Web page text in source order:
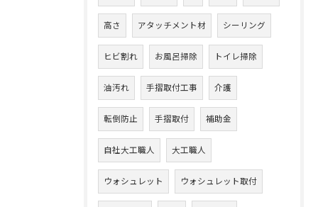
高さ アタッチメント材 シーリング
ヒビ割れ お風呂掃除 トイレ掃除
油汚れ 手摺取付工事 介護
転倒防止 手摺取付 補助金
自社大工職人 大工職人
ウォシュレット ウォシュレット取付